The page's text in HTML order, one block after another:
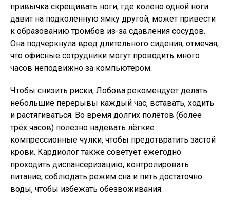
привычка скрещивать ноги, где колено одной ноги
давит на подколенную ямку другой, может привести
к образованию тромбов из-за сдавления сосудов.
Она подчеркнула вред длительного сидения, отмечая,
что офисные сотрудники могут проводить много
часов неподвижно за компьютером.
Чтобы снизить риски, Лобова рекомендует делать
небольшие перерывы каждый час, вставать, ходить
и растягиваться. Во время долгих полётов (более
трёх часов) полезно надевать лёгкие
компрессионные чулки, чтобы предотвратить застой
крови. Кардиолог также советует ежегодно
проходить диспансеризацию, контролировать
питание, соблюдать режим сна и пить достаточно
воды, чтобы избежать обезвоживания.